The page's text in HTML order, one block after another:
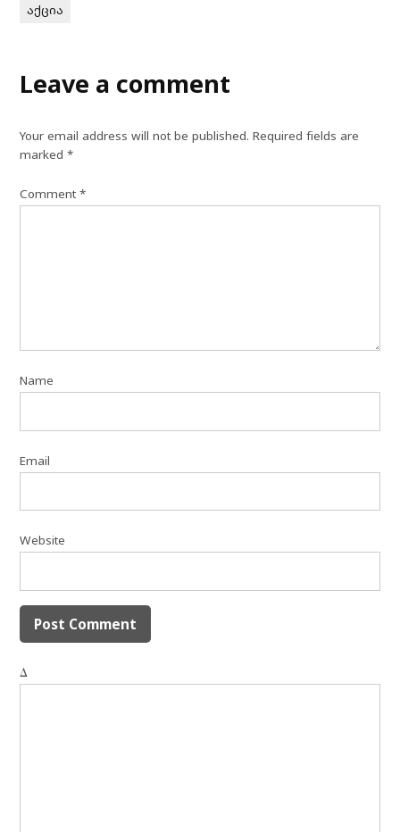
აქცია
Leave a comment
Your email address will not be published. Required fields are
marked*
Comment*
Name
Email
Website
Δ